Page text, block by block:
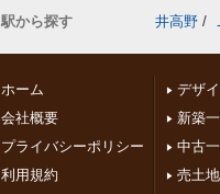
駅から探す
井高野 /
ホーム
会社概要
プライバシーポリシー
利用規約
デザ
新築
中古
売土地